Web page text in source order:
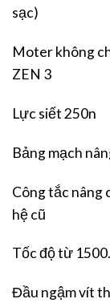
sạc)
Moter không
ZEN 3
Lực siết 250n
Bảng mạch
Công tắc nâng
hệ cũ
Tốc độ từ
Đầu ngậm vít